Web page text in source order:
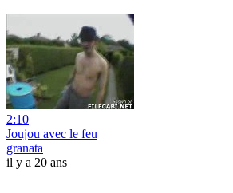
2:10
Joujou avec le feu
granata
il y a 20 ans